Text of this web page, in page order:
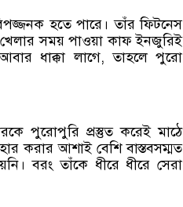
হতে পারে। তাঁর ফিটনেস
সময় পাওয়া কাফ ইনজুরিই
ধাক্কা লাগে, তাহলে পুরো
পুরোপুরি প্রস্তুত করেই মাঠে
করার আশাই বেশি বাস্তবসম্মত
বরং তাঁকে ধীরে ধীরে সেরা